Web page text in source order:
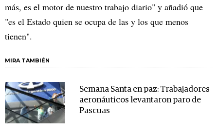
más, es el motor de nuestro trabajo diario" y añadió que
"es el Estado quien se ocupa de las y los que menos
tienen".
MIRA TAMBIÉN
Semana Santa en paz: Trabajadores
aeronáuticos levantaron paro de
Pascuas